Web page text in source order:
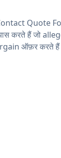
Quote
करते हैं जो
ऑफ़र करते